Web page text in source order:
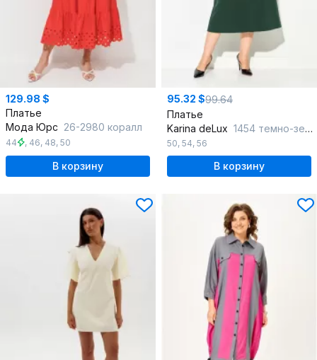
129.98 $
Платье
Мода Юрс 26-2980 коралл
44 , 46, 48, 50
В корзину
95.32 $99.64
Платье
Karina deLux 1454 темно-зеленый
50, 54, 56
В корзину